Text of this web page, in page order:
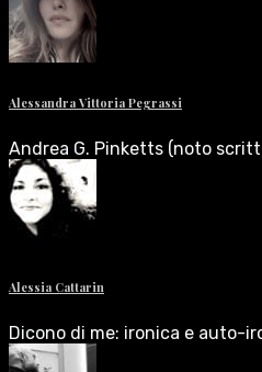
Alessandra Vittoria Pegrassi
Andrea G. Pinketts (noto
Alessia Cattarin
Dicono di me: ironica e auto-